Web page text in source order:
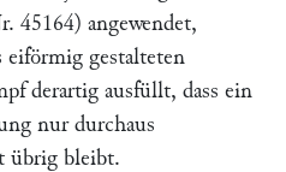
45164) angewendet,
eiförmig gestalteten
derartig ausfüllt, dass ein
nur durchaus
übrig bleibt.